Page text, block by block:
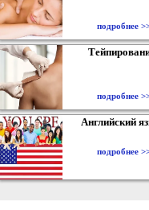
подробнее
подробнее
Английский
подробнее